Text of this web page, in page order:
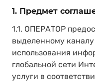
1. Предмет
1.1. ОПЕРАТОР
выделенному
использования
глобальной сети
услуги в